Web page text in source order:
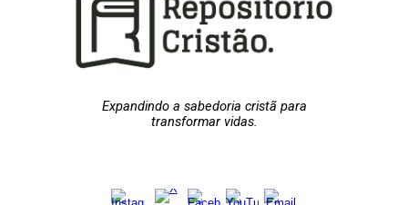
Expandindo a sabedoria cristã para
transformar vidas.